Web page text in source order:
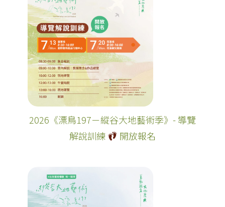
2026《漂鳥197－縱谷大地藝術季》- 導覽
解說訓練
開放報名